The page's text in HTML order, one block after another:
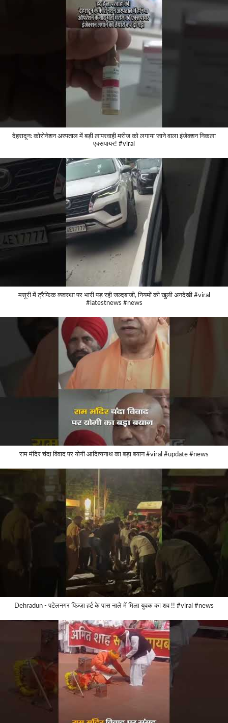
देहरादून: कोरोनेशन अस्पताल में बड़ी लापरवाही मरीज को लगाया जाने वाला इंजेक्शन निकला
एक्सपायर! #viral
मसूरी में ट्रैफिक व्यवस्था पर भारी पड़ रही जल्दबाजी, नियमों की खुली अनदेखी #viral
#latestnews #news
राम मंदिर चंदा विवाद पर योगी आदित्यनाथ का बड़ा बयान #viral #update #news
Dehradun - पटेलनगर पिज़्ज़ा हर्ट के पास नाले में मिला युवक का शव !! #viral #news